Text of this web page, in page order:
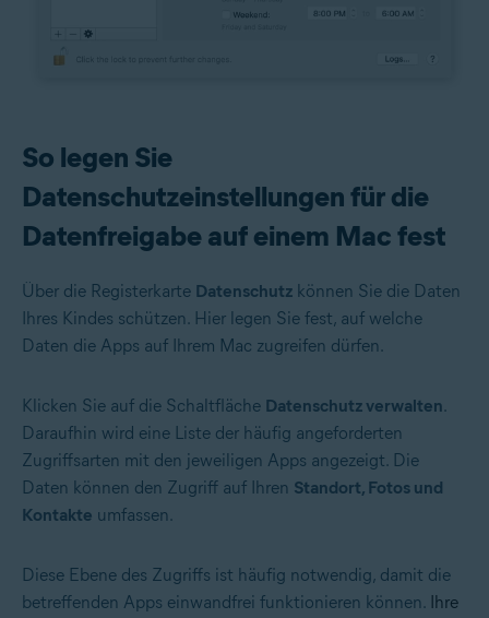
So legen Sie
Datenschutzeinstellungen für die
Datenfreigabe auf einem Mac fest
Über die Registerkarte Datenschutz können Sie die Daten
Ihres Kindes schützen. Hier legen Sie fest, auf welche
Daten die Apps auf Ihrem Mac zugreifen dürfen.
Klicken Sie auf die Schaltfläche Datenschutz verwalten.
Daraufhin wird eine Liste der häufig angeforderten
Zugriffsarten mit den jeweiligen Apps angezeigt. Die
Daten können den Zugriff auf Ihren Standort, Fotos und
Kontakte umfassen.
Diese Ebene des Zugriffs ist häufig notwendig, damit die
betreffenden Apps einwandfrei funktionieren können. Ihre